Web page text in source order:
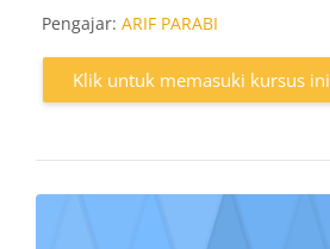
Pengajar: ARIF PARABI
Klik untuk memasuki kursus ini